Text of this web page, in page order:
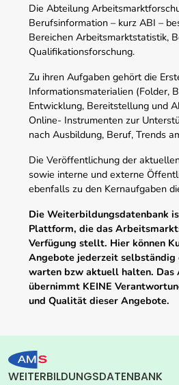
Die Abteilung
Berufsinformation – kurz ABI –
Bereichen Arbeitsmarktstatistik,
Qualifikationsforschung.
Zu ihren Aufgaben gehört die
Informationsmaterialien (Folder,
Entwicklung, Bereitstellung und
Online- Instrumenten zur
nach Ausbildung, Beruf, Trends
Die Veröffentlichung der
sowie interne und externe
ebenfalls zu den Kernaufgaben
Die Weiterbildungsdatenbank
Plattform, die das
Verfügung stellt. Hier können
Angebote jederzeit selbständig
warten bzw aktuell halten.
übernimmt KEINE
und Qualität dieser Angebote.
WEITERBILDUNGSDATENBANK